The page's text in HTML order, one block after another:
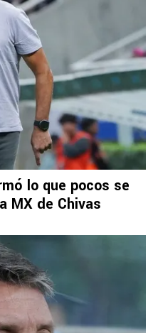
lo que pocos se
MX de Chivas